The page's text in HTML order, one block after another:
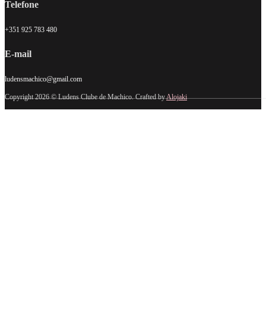
Telefone
+351 925 783 480
E-mail
ludensmachico@gmail.com
Copyright 2026 © Ludens Clube de Machico. Crafted byAlojaki